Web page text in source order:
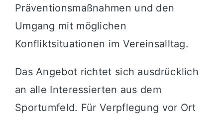
Präventionsmaßnahmen und den
Umgang mit möglichen
Konfliktsituationen im Vereinsalltag.
Das Angebot richtet sich ausdrücklich
an alle Interessierten aus dem
Sportumfeld. Für Verpflegung vor Ort